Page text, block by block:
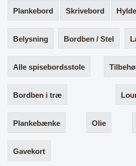
Plankebord Skrivebord
Belysning Bordben / Stel
Alle spisebordsstole
Bordben i træ
Plankebænke Olie
Gavekort